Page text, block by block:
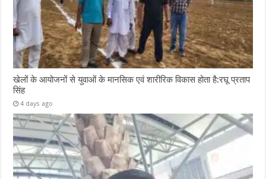
खेलों के आयोजनों से युवाओं के मानसिक एवं शारीरिक विकास होता है:रघू प्रताप
सिंह
4 days ago